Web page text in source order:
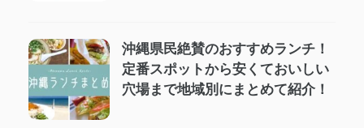
沖縄県民絶賛のおすすめランチ！
定番スポットから安くておいしい
穴場まで地域別にまとめて紹介！